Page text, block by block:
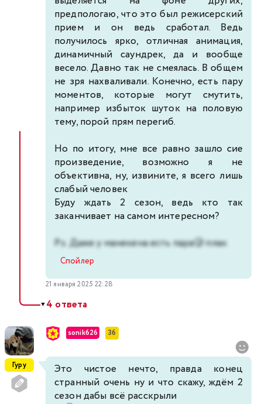
предпологаю, что это был режисерский
прием и он ведь сработал. Ведь
получилось ярко, отличная анимация,
динамичный саундрек, да и вообще
весело. Давно так не смеялась. В общем
не зря нахваливали. Конечно, есть пару
моментов, которые могут смутить,
например избыток шуток на половую
тему, порой прям перегиб.
Но по итогу, мне все равно зашло сие
произведение, возможно я не
объективна, ну, извините, я всего лишь
слабый человек
Буду ждать 2 сезон, ведь кто так
заканчивает на самом интересном?
P.s. Даже у манекена есть пара🥲 плак
Спойлер
21 января 2025 22:28
▼4 ответа
Гуру
sonik626 36
Это чистое нечто, правда конец
странный очень ну и что скажу, ждём 2
сезон дабы всё расскрыли